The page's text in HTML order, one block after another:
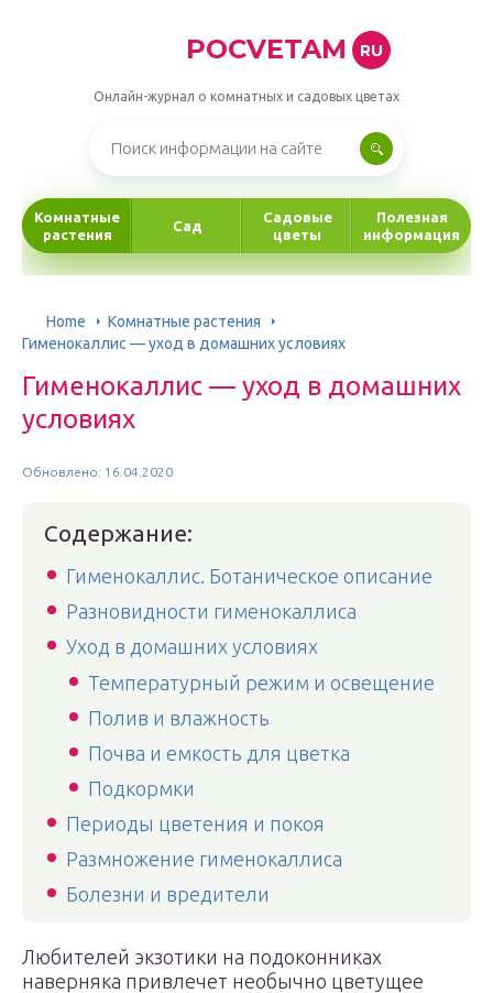
POCVETAM RU
Онлайн-журнал о комнатных и садовых цветах
Комнатные
растения
Сад
Садовые
цветы
Полезная
информация
Home
Комнатные растения
Гименокаллис — уход в домашних условиях
Гименокаллис — уход в домашних
условиях
Обновлено: 16.04.2020
Содержание:
Гименокаллис. Ботаническое описание
Разновидности гименокаллиса
Уход в домашних условиях
Температурный режим и освещение
Полив и влажность
Почва и емкость для цветка
Подкормки
Периоды цветения и покоя
Размножение гименокаллиса
Болезни и вредители
Любителей экзотики на подоконниках
наверняка привлечет необычно цветущее